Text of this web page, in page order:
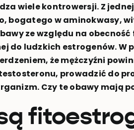
wiele kontrowersji. Z
bogatego w aminokwasy,
ze względu na
do ludzkich estrogenów. W
że mężczyźni
prowadzić do
Czy te obawy mają